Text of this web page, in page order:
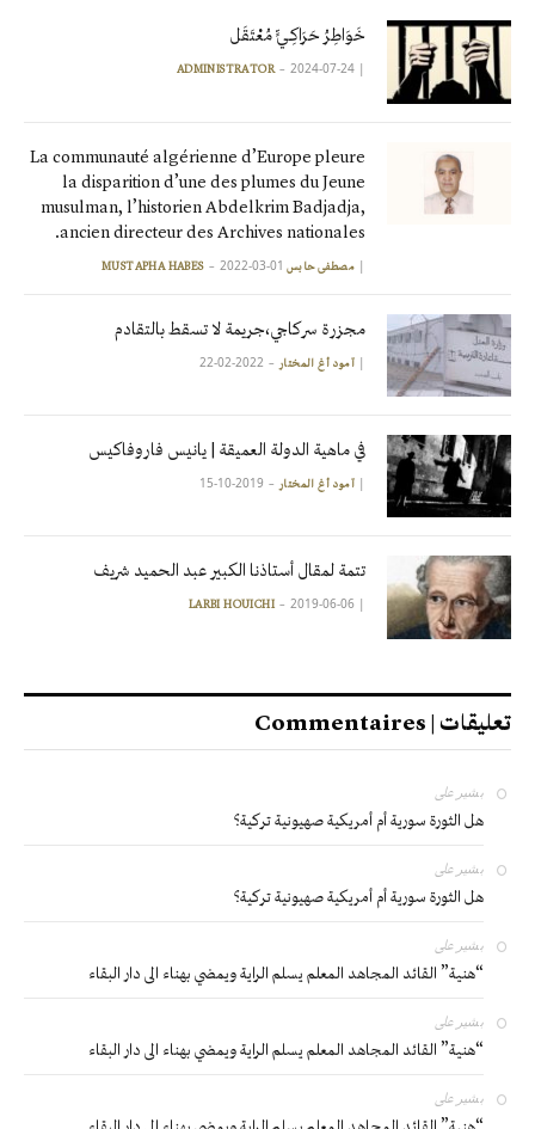
خَوَاطِرُ حَرَاكِـيٍّ مُعْتَقَل
|
ADMINISTRATOR 2024-07-24
La communauté algérienne d’Europe pleure
la disparition d’une des plumes du Jeune
musulman, l’historien Abdelkrim Badjadja,
ancien directeur des Archives nationales.
| مصطفى حابس MUSTAPHA HABES 2022-03-01
مجزرة سركاجي،جريمة لا تسقط بالتقادم
| آمود أغ المختار 2022-02-22
في ماهية الدولة العميقة | يانيس فاروفاكيس
| آمود أغ المختار 2019-10-15
تتمة لمقال أستاذنا الكبير عبد الحميد شريف
|
LARBI HOUICHI 2019-06-06
تعليقات | Commentaires
بشير على
هل الثورة سورية أم أمريكية صهيونية تركية؟
بشير على
هل الثورة سورية أم أمريكية صهيونية تركية؟
بشير على
“هنية” القائد المجاهد المعلم يسلم الراية ويمضي بهناء الى دار البقاء
بشير على
“هنية” القائد المجاهد المعلم يسلم الراية ويمضي بهناء الى دار البقاء
بشير على